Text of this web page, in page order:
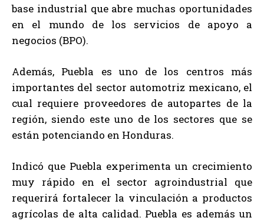
base industrial que abre muchas oportunidades
en el mundo de los servicios de apoyo a
negocios (BPO).
Además, Puebla es uno de los centros más
importantes del sector automotriz mexicano, el
cual requiere proveedores de autopartes de la
región, siendo este uno de los sectores que se
están potenciando en Honduras.
Indicó que Puebla experimenta un crecimiento
muy rápido en el sector agroindustrial que
requerirá fortalecer la vinculación a productos
agrícolas de alta calidad. Puebla es además un